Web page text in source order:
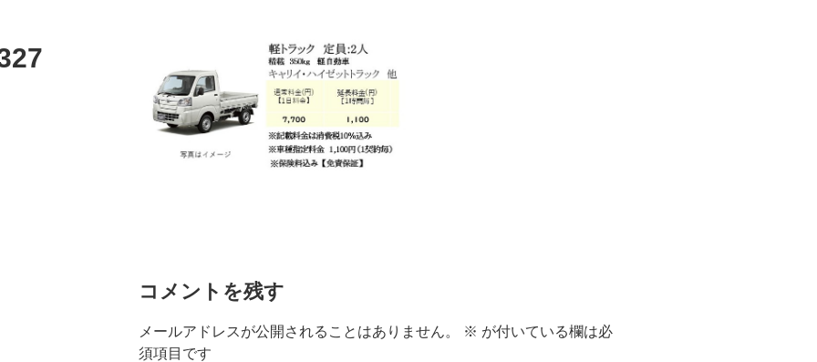
コメントを残す
メールアドレスが公開されることはありません。 ※ が付いている欄は必
須項目です